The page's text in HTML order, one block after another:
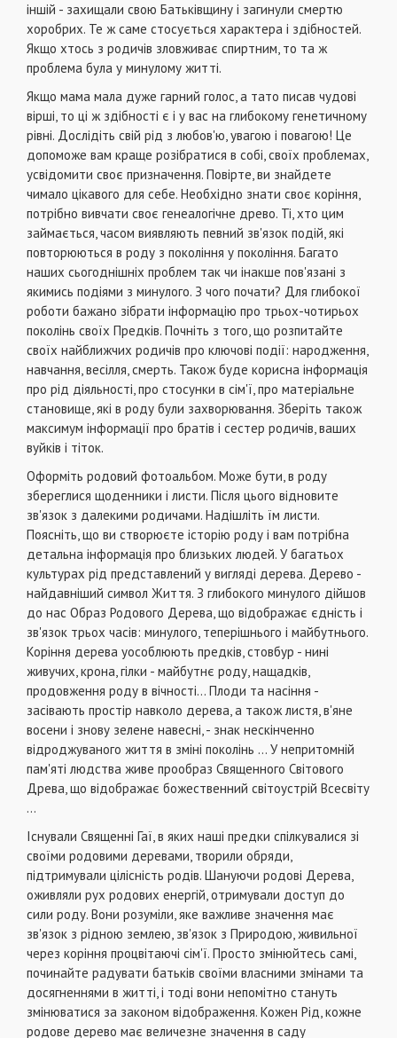
іншій - захищали свою Батьківщину і загинули смертю
хоробрих. Те ж саме стосується характера і здібностей.
Якщо хтось з родичів зловживає спиртним, то та ж
проблема була у минулому житті.
Якщо мама мала дуже гарний голос, а тато писав чудові
вірші, то ці ж здібності є і у вас на глибокому генетичному
рівні. Дослідіть свій рід з любов'ю, увагою і повагою! Це
допоможе вам краще розібратися в собі, своїх проблемах,
усвідомити своє призначення. Повірте, ви знайдете
чимало цікавого для себе. Необхідно знати своє коріння,
потрібно вивчати своє генеалогічне древо. Ті, хто цим
займається, часом виявляють певний зв'язок подій, які
повторюються в роду з покоління у покоління. Багато
наших сьогоднішніх проблем так чи інакше пов'язані з
якимись подіями з минулого. З чого почати? Для глибокої
роботи бажано зібрати інформацію про трьох-чотирьох
поколінь своїх Предків. Почніть з того, що розпитайте
своїх найближчих родичів про ключові події: народження,
навчання, весілля, смерть. Також буде корисна інформація
про рід діяльності, про стосунки в сім'ї, про матеріальне
становище, які в роду були захворювання. Зберіть також
максимум інформації про братів і сестер родичів, ваших
вуйків і тіток.
Оформіть родовий фотоальбом. Може бути, в роду
збереглися щоденники і листи. Після цього відновите
зв'язок з далекими родичами. Надішліть їм листи.
Поясніть, що ви створюєте історію роду і вам потрібна
детальна інформація про близьких людей. У багатьох
культурах рід представлений у вигляді дерева. Дерево -
найдавніший символ Життя. З глибокого минулого дійшов
до нас Образ Родового Дерева, що відображає єдність і
зв'язок трьох часів: минулого, теперішнього і майбутнього.
Коріння дерева уособлюють предків, стовбур - нині
живучих, крона, гілки - майбутнє роду, нащадків,
продовження роду в вічності... Плоди та насіння -
засівають простір навколо дерева, а також листя, в'яне
восени і знову зелене навесні, - знак нескінченно
відроджуваного життя в зміні поколінь ... У непритомній
пам'яті людства живе прообраз Священного Світового
Древа, що відображає божественний світоустрій Всесвіту
...
Існували Священні Гаї, в яких наші предки спілкувалися зі
своїми родовими деревами, творили обряди,
підтримували цілісність родів. Шануючи родові Дерева,
оживляли рух родових енергій, отримували доступ до
сили роду. Вони розуміли, яке важливе значення має
зв'язок з рідною землею, зв'язок з Природою, живильної
через коріння процвітаючі сім'ї. Просто змінюйтесь самі,
починайте радувати батьків своїми власними змінами та
досягненнями в житті, і тоді вони непомітно стануть
змінюватися за законом відображення. Кожен Рід, кожне
родове дерево має величезне значення в саду